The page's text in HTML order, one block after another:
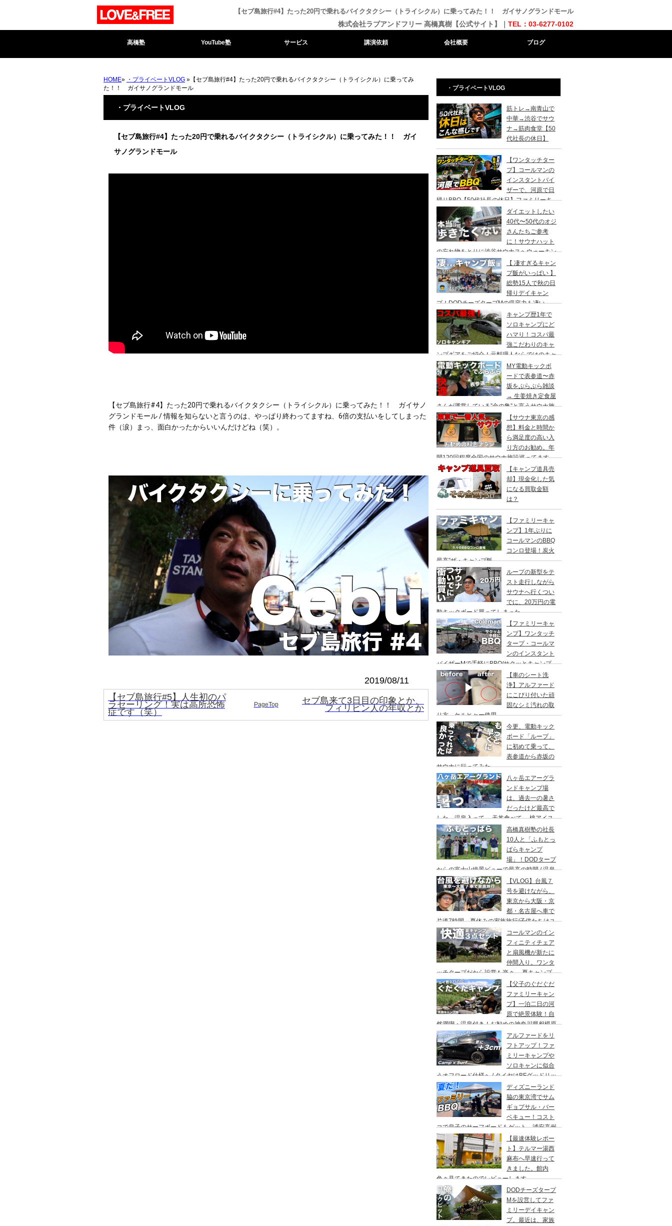
【セブ島旅行#4】たった20円で乗れるバイクタクシー（トライシクル）に乗ってみた！！ ガイサノグランドモール
株式会社ラブアンドフリー 高橋真樹【公式サイト】｜ TEL：03-6277-0102
高橋塾 YouTube塾 サービス 講演依頼 会社概要 ブログ
HOME» ・プライベートVLOG »【セブ島旅行#4】たった20円で乗れるバイクタクシー（トライシクル）に乗ってみ
た！！ ガイサノグランドモール
・プライベートVLOG
【セブ島旅行#4】たった20円で乗れるバイクタクシー（トライシクル）に乗ってみた！！ ガイ
サノグランドモール
【セブ島旅行#4】たった20円で乗れるバイクタクシー（トライシクル）に乗ってみた！！　ガイサノ
グランドモール / 情報を知らないと言うのは、やっぱり終わってますね、6倍の支払いをしてしまった
件（涙）まっ、面白かったからいいんだけどね（笑）。
2019/08/11
【セブ島旅行#5】人生初のパ
ラセーリング！実は高所恐怖
症です（笑）
PageTop セブ島来て3日目の印象とか、
フィリピン人の年収とか
・プライベートVLOG
筋トレ→南青山で
中華→渋谷でサウ
ナ→筋肉食堂【50
代社長の休日】
【ワンタッチター
プ】コールマンの
インスタントバイ
ザーで、河原で日
帰りBBQ【50代社長の休日】ファミリーキ
ャンプ初心者さんは、まずこのスタイルでデ
イキャンプがおすすめです。
ダイエットしたい
40代〜50代のオジ
さんたちご参考
に！サウナハット
の忘れ物をとりに渋谷サウナスへウォーキン
グ→ ランチはカレー食べに六本木のCoCo壱
番屋へ
【 凄すぎるキャン
プ飯がいっぱい 】
総勢15人で秋の日
帰りデイキャン
プ！DODチーズタープMの収容力も凄い。
都内のキャンプ場”秋川橋河川公園バーベキ
ューランド”
キャンプ歴1年で
ソロキャンプにど
ハマり！コスパ最
強こだわりのキャ
ンプギアをご紹介！元料理人ならではのキャ
ンプ飯も堪能。今回は、千葉県一番星キャン
プ場で雨キャンプでソログルキャンプ。
MY電動キックボ
ードで表参道〜赤
坂をぷらぷら雑談
→ 生姜焼き定食屋
さんが運営している”金の亀”と言うサウナ施
設へ行ってきました。
【サウナ東京の感
想】料金と時間か
ら満足度の高い入
り方のお勧め。年
間120回程度全国のサウナ施設巡ってます。
【キャンプ道具売
却】現金化した気
になる買取金額
は？
【ファミリーキャ
ンプ】1年ぶりに
コールマンのBBQ
コンロ登場！炭火
最高”ザ・キャンプ飯
ループの新型をテ
スト走行しながら
サウナへ行くつい
でに、20万円の電
動キックボード買ってしまった。
YADEA（ヤデア）
【ファミリーキャ
ンプ】ワンタッチ
タープ・コールマ
ンのインスタント
バイザーMで手軽にBBQ/サクッとキャンプ
レイアウト/ 都心から車で1時間/ 河原のキャ
ンプ場/秋川橋河川公園 バーベキューランド
【車のシート洗
浄】アルファード
にこびり付いた頑
固なシミ汚れの取
り方。ケルヒャー使用。
今更、電動キック
ボード「ループ」
に初めて乗って、
表参道から赤坂の
サウナに行ってみた。
八ヶ岳エアーグラ
ンドキャンプ場
は、過去一の暑さ
だったけど最高で
した。温泉入って→ 天丼食べて→ 桃アイス
食べて。ファミリーキャンプにもキャンプデ
ートにもお勧めです。DOD＆ムラコでグル
ープキャンプ
高橋真樹塾の社長
10人と「ふもとっ
ぱらキャンプ
場」！DODタープ
からの富士山絶景ビューで最高の時間 / 温泉
の代わりにシャワー / キャンプ飯は肉にタコ
スにビール
【VLOG】台風７
号を避けながら、
東京から大阪・京
都・名古屋へ車で
片道7時間、夏休みの家族旅行/子供たちはユ
ニバーサルスタジオでパパはサウナ→清水寺
からの川床で鰻重→世界の山ちゃん
コールマンのイン
フィニティチェア
と扇風機が新たに
仲間入り。ワンタ
ッチタープだから設営も楽々。 夏キャンプ
を快適に過ごす為のキャンプギア３点セッ
ト。
【父子のぐだぐだ
ファミリーキャン
プ】一泊二日の河
原で絶景体験！自
然満喫・温泉付き！お勧めの神奈川県相模原
市・青根キャンプ場。
アルファードをリ
フトアップ！ファ
ミリーキャンプや
ソロキャンに似合
うオフロード仕様へ / タイヤはBFグッドリッ
チのオールテレーンTA。ホイールはデルタ
フォースのオーバル。アップサスはエスペリ
ア。
ディズニーランド
脇の東京湾でサム
ギョプサル・バー
ベキュー！コスト
コで息子のサーフボードもゲット、浦安高州
海浜公園、コールマンワンタッチタープ、フ
ァミリーキャンプ、BBQ
【最速体験レポー
ト】テルマー湯西
麻布へ早速行って
きました。館内
色々見てきたのでレビューします。
DODチーズタープ
Mを設営してファ
ミリーデイキャン
プ。最近は、家族